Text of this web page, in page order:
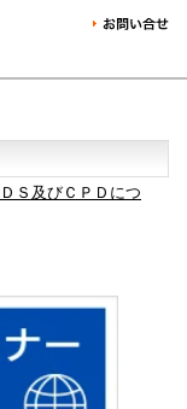
Ｓ及びＣＰＤにつ